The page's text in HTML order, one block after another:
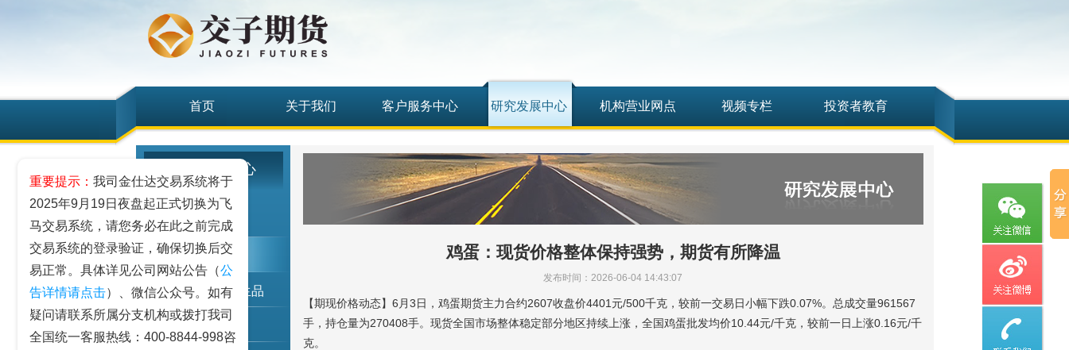
首页 关于我们 客户服务中心 研究发展中心 机构营业网点 视频专栏 投资者教育
研究发展中心
工业品
农业品
金融期货和衍生品
指数类期货
鸡蛋：现货价格整体保持强势，期货有所降温
发布时间：2026-06-04 14:43:07
【期现价格动态】6月3日，鸡蛋期货主力合约2607收盘价4401元/500千克，较前一交易日小幅下跌0.07%。总成交量961567
手，持仓量为270408手。现货全国市场整体稳定部分地区持续上涨，全国鸡蛋批发均价10.44元/千克，较前一日上涨0.16元/千
克。
重要提示： 我司金仕达交易系统将于
2025年9月19日夜盘起正式切换为飞
马交易系统，请您务必在此之前完成
交易系统的登录验证，确保切换后交
易正常。具体详见公司网站公告（公
告详情请点击）、微信公众号。如有
疑问请联系所属分支机构或拨打我司
全国统一客服热线：400-8844-998咨